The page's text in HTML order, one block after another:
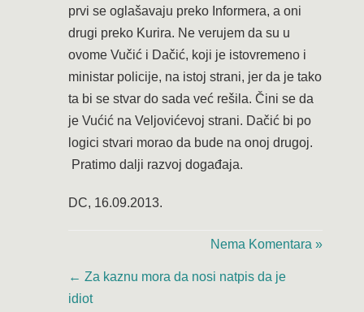
prvi se oglašavaju preko Informera, a oni
drugi preko Kurira. Ne verujem da su u
ovome Vučić i Dačić, koji je istovremeno i
ministar policije, na istoj strani, jer da je tako
ta bi se stvar do sada već rešila. Čini se da
je Vućić na Veljovićevoj strani. Dačić bi po
logici stvari morao da bude na onoj drugoj.
Pratimo dalji razvoj događaja.
DC, 16.09.2013.
Nema Komentara »
← Za kaznu mora da nosi natpis da je
idiot